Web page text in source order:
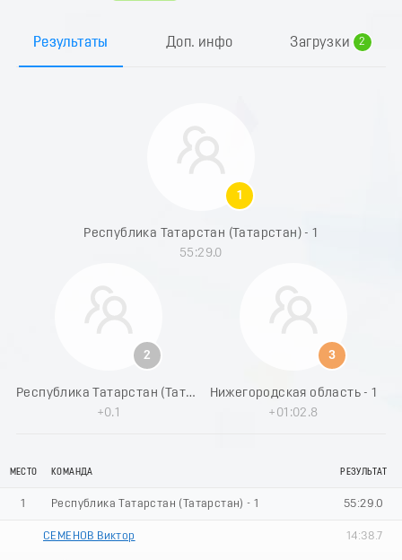
Результаты Доп. инфо Загрузки
2
6
8
1
Республика Татарстан (Татарстан) - 1
55:29.0
2
Республика Татарстан (Татарстан) - 2
+0.1
3
Нижегородская область - 1
+01:02.8
МЕСТО КОМАНДА РЕЗУЛЬТАТ
1 Республика Татарстан (Татарстан) - 1 55:29.0
СЕМЕНОВ Виктор 14:38.7